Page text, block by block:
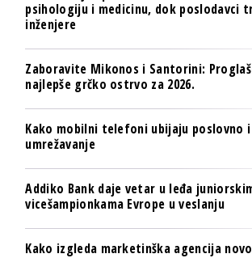
psihologiju i medicinu, dok poslodavci
inženjere
Zaboravite Mikonos i Santorini:
najlepše grčko ostrvo za 2026.
Kako mobilni telefoni ubijaju poslovno
umrežavanje
Addiko Bank daje vetar u leđa
vicešampionkama Evrope u veslanju
Kako izgleda marketinška agencija